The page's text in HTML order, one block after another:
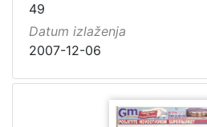
49
Datum izlaženja
2007-12-06